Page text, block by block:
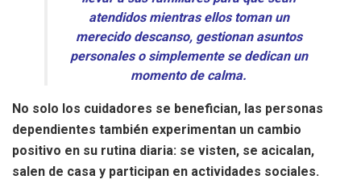
atendidos mientras ellos toman un
merecido descanso, gestionan asuntos
personales o simplemente se dedican un
momento de calma.
No solo los cuidadores se benefician, las personas
dependientes también experimentan un cambio
positivo en su rutina diaria: se visten, se acicalan,
salen de casa y participan en actividades sociales.